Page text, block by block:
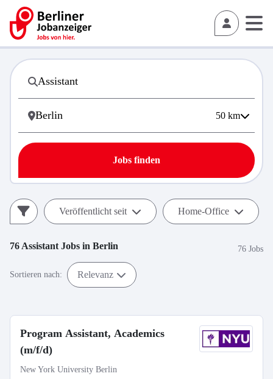
50 km
Jobs finden
Veröffentlicht seit Home-Office
76 Assistant Jobs in Berlin 76 Jobs
Sortieren nach: Relevanz
Program Assistant, Academics
(m/f/d)
New York University Berlin